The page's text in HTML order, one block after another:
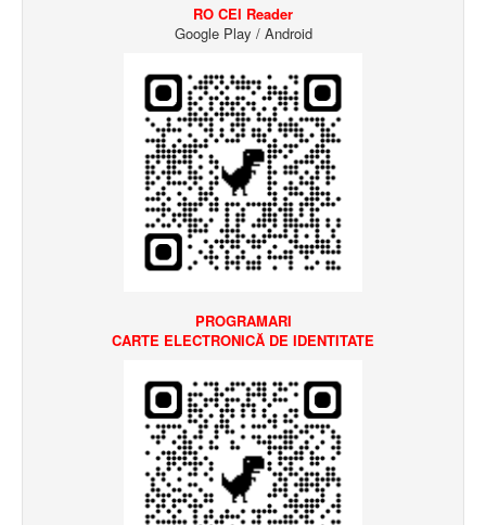
RO CEI Reader
Google Play / Android
PROGRAMARI
CARTE ELECTRONICĂ DE IDENTITATE